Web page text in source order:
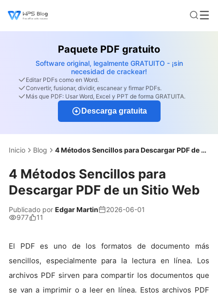
Paquete PDF gratuito
Software original, legalmente GRATUITO - ¡sin
necesidad de crackear!
Editar PDFs como en Word.
Convertir, fusionar, dividir, escanear y firmar PDFs.
Más que PDF: Usar Word, Excel y PPT de forma GRATUITA.
Descarga gratuita
Inicio Blog 4 Métodos Sencillos para Descargar PDF de un Sitio Web
4 Métodos Sencillos para
Descargar PDF de un Sitio Web
Publicado por Edgar Martin
2026-06-01
977
11
El PDF es uno de los formatos de documento más
sencillos, especialmente para la lectura en línea. Los
archivos PDF sirven para compartir los documentos que
se van a imprimir o a leer en línea. Estos archivos PDF